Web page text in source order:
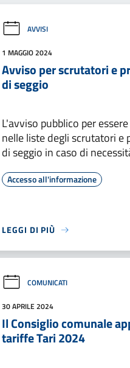
AVVISI
1 MAGGIO 2024
Avviso per scrutatori e
di seggio
L'avviso pubblico per
nelle liste degli scrutatori e
di seggio in caso di
Accesso all'informazione
LEGGI DI PIÙ
COMUNICATI
30 APRILE 2024
Il Consiglio comunale
tariffe Tari 2024